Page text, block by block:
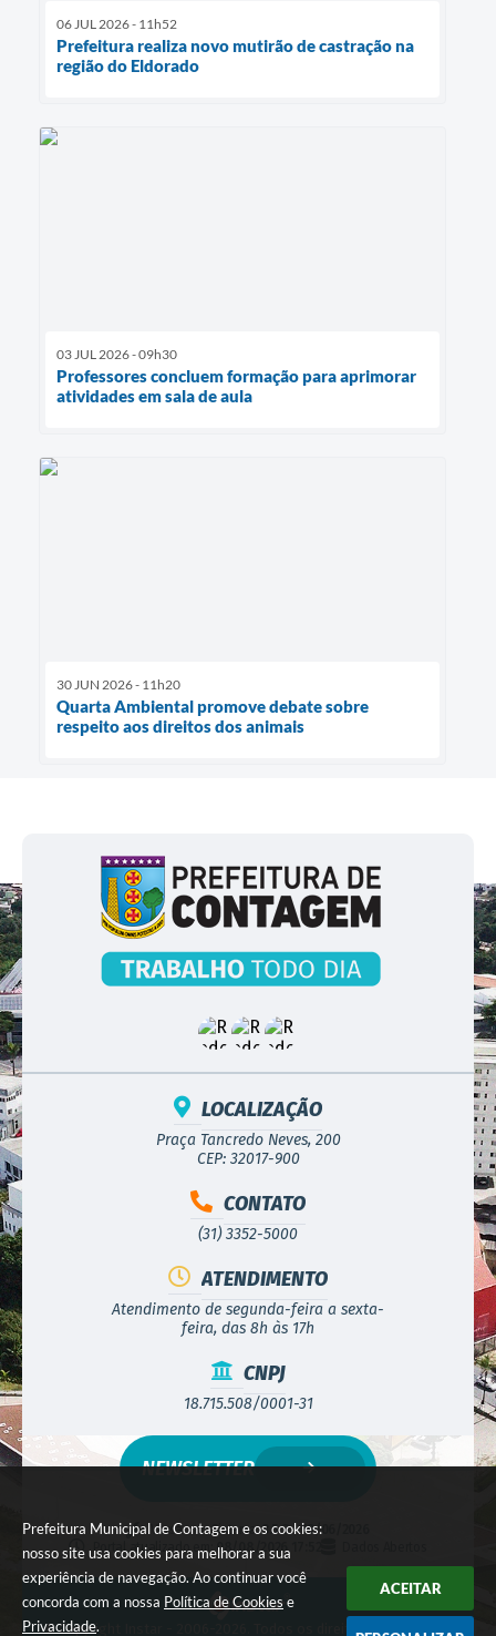
Prefeitura Municipal de Contagem e os cookies:
nosso site usa cookies para melhorar a sua
experiência de navegação. Ao continuar você
concorda com a nossa Política de Cookies e
Privacidade.
ACEITAR
06 JUL 2026 - 11h52
Prefeitura realiza novo mutirão de castração na
região do Eldorado
03 JUL 2026 - 09h30
Professores concluem formação para aprimorar
atividades em sala de aula
30 JUN 2026 - 11h20
Quarta Ambiental promove debate sobre
respeito aos direitos dos animais
LOCALIZAÇÃO
Praça Tancredo Neves, 200
CEP: 32017-900
CONTATO
(31) 3352-5000
ATENDIMENTO
Atendimento de segunda-feira a sexta-
feira, das 8h às 17h
CNPJ
18.715.508/0001-31
Versão do Sistema:3.5.3 - 19/06/2026
Portal atualizado em:
08/08/2026 17:52
NEWSLETTER
© Copyright Instar - 2006-2026. Todos os direitos reservados -